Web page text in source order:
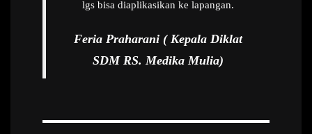
lgs bisa diaplikasikan ke lapangan.
Feria Praharani ( Kepala Diklat
SDM RS. Medika Mulia)